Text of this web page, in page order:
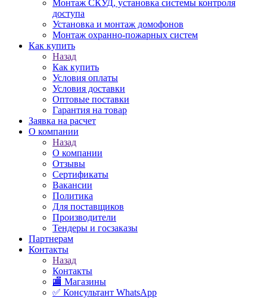
Монтаж СКУД, установка системы контроля
доступа
Установка и монтаж домофонов
Монтаж охранно-пожарных систем
Как купить
Назад
Как купить
Условия оплаты
Условия доставки
Оптовые поставки
Гарантия на товар
Заявка на расчет
О компании
Назад
О компании
Отзывы
Сертификаты
Вакансии
Политика
Для поставщиков
Производители
Тендеры и госзаказы
Партнерам
Контакты
Назад
Контакты
🏬 Магазины
✅️ Консультант WhatsApp